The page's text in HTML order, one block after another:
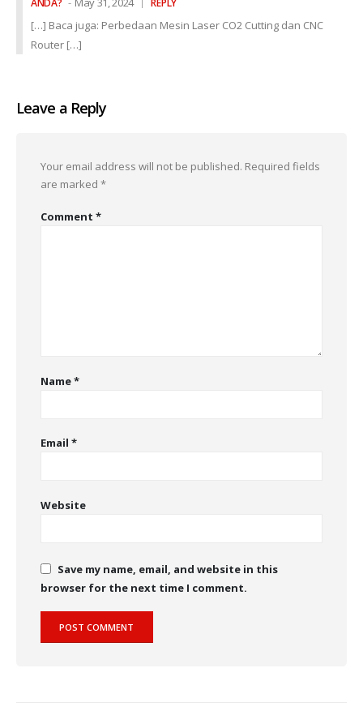
ANDA? REPLY
[…] Baca juga: Perbedaan Mesin Laser CO2 Cutting dan CNC
Router […]
Leave a Reply
Your email address will not be published. Required fields
are marked *
Comment *
Name*
Email *
Website
Save my name, email, and website in this
browser for the next time I comment.